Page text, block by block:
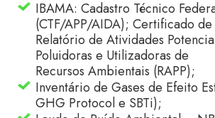
IBAMA: Cadastro Técnico
(CTF/APP/AIDA); Certificado
Relatório de Atividades
Poluidoras e Utilizadoras de
Recursos Ambientais (RAPP);
Inventário de Gases de Efeito
GHG Protocol e SBTi);